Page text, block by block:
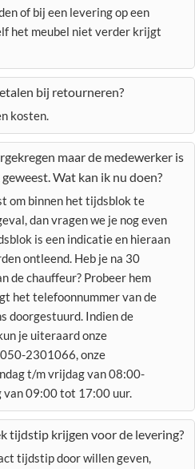
of bij een levering op een
het meubel niet verder krijgt
bij retourneren?
kosten.
maar de medewerker is
Wat kan ik nu doen?
om binnen het tijdsblok te
dan vragen we je nog even
is een indicatie en hieraan
ontleend. Heb je na 30
de chauffeur? Probeer hem
het telefoonnummer van de
doorgestuurd. Indien de
je uiteraard onze
2301066, onze
t/m vrijdag van 08:00-
van 09:00 tot 17:00 uur.
tijdstip krijgen voor de levering?
tijdstip door willen geven,